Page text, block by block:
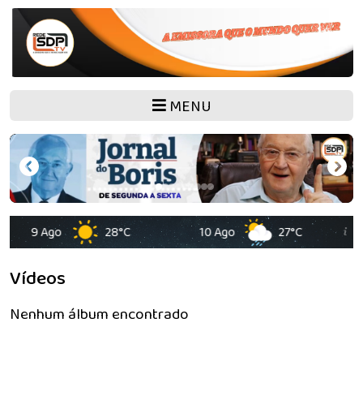
MENU
9 Ago 28°C 10 Ago 27°C
Vídeos
Nenhum álbum encontrado